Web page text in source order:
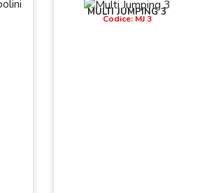
MULTI JUMPING 3
Codice: MJ 3